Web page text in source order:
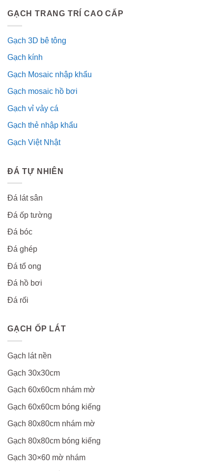
GẠCH TRANG TRÍ CAO CẤP
Gạch 3D bê tông
Gạch kính
Gạch Mosaic nhập khẩu
Gạch mosaic hồ bơi
Gạch vỉ vảy cá
Gạch thẻ nhập khẩu
Gạch Việt Nhật
ĐÁ TỰ NHIÊN
Đá lát sân
Đá ốp tường
Đá bóc
Đá ghép
Đá tổ ong
Đá hồ bơi
Đá rối
GẠCH ỐP LÁT
Gạch lát nền
Gạch 30x30cm
Gạch 60x60cm nhám mờ
Gạch 60x60cm bóng kiếng
Gạch 80x80cm nhám mờ
Gạch 80x80cm bóng kiếng
Gạch 30×60 mờ nhám